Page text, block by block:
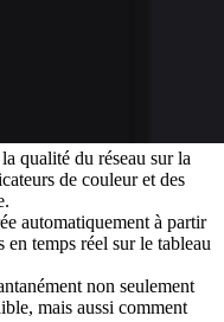
qualité du réseau sur la
de couleur et des
automatiquement à partir
temps réel sur le tableau
non seulement
mais aussi comment